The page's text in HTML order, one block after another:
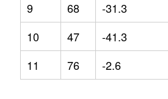
9
68 -31.3
10
47 -41.3
11
76 -2.6